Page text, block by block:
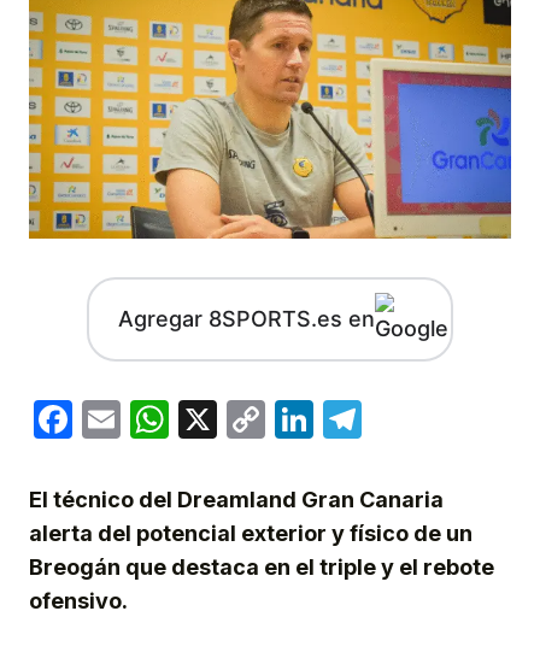
Agregar 8SPORTS.es en
Facebook
EmailWhatsApp
X
CopyLinkedIn
El técnico del Dreamland Gran Canaria
alerta del potencial exterior y físico de un
Breogán que destaca en el triple y el rebote
ofensivo.